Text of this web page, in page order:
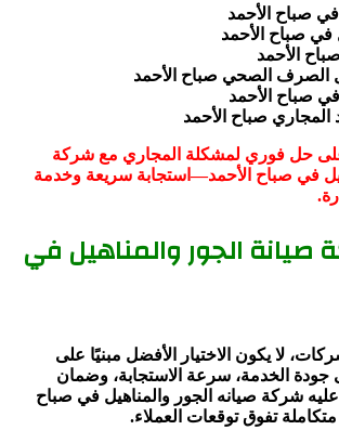
صباح الأحمد
في صباح الأحمد
الأحمد
الصرف الصحي صباح الأحمد
صباح الأحمد
المجاري صباح الأحمد
حل فوري لمشكلة المجاري مع شركة
في صباح الأحمد—استجابة سريعة وخدمة
الجور والمناهيل في
لا يكون الاختيار الأفضل مبنيًا على
الخدمة، سرعة الاستجابة، وضمان
عليه شركة صيانه الجور والمناهيل في صباح
متكاملة تفوق توقعات العملاء.